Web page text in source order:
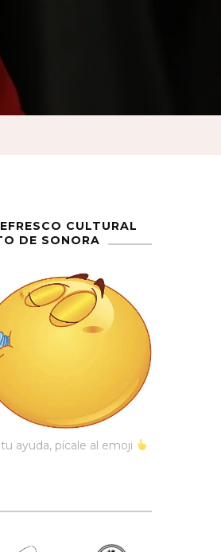
CULTURAL
DE SONORA
ayuda, pícale al emoji